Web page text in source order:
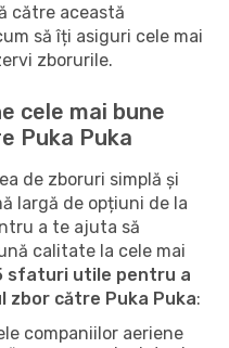
către această
să îți asiguri cele mai
zborurile.
cele mai bune
Puka Puka
de zboruri simplă și
largă de opțiuni de la
a te ajuta să
calitate la cele mai
sfaturi utile pentru a
zbor către Puka Puka:
companiilor aeriene